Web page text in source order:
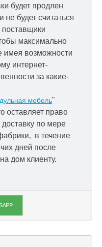
будет продлен
будет считаться
максимально
имея возможности
интернет-
за какие-
мебель"
оставляет право
по мере
в течение
дней после
дом клиенту.